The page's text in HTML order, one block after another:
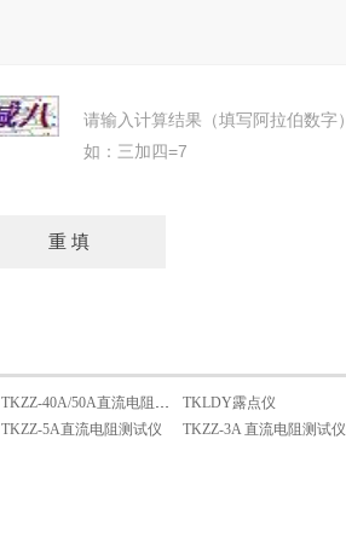
请输入计算结果（填写阿拉伯数字
如：三加四=7
TKZZ-40A/50A直流电阻测试仪
TKLDY露点仪
TKZZ-5A直流电阻测试仪 TKZZ-3A 直流电阻测试仪